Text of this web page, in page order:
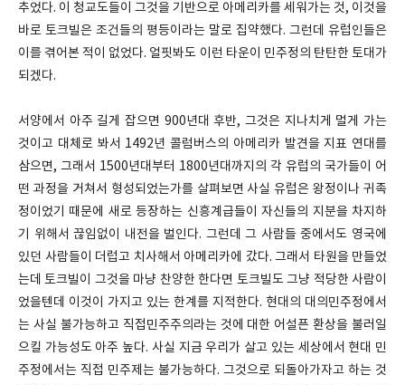
추었다. 이 청교도들이 그것을 기반으로 아메리카를 세워가는 것, 이것을
바로 토크빌은 조건들의 평등이라는 말로 집약했다. 그런데 유럽인들은
이를 겪어본 적이 없었다. 얼핏봐도 이런 타운이 민주정의 탄탄한 토대가
되겠다.
서양에서 아주 길게 잡으면 900년대 후반, 그것은 지나치게 멀게 가는
것이고 대체로 봐서 1492년 콜럼버스의 아메리카 발견을 지표 연대를
삼으면, 그래서 1500년대부터 1800년대까지의 각 유럽의 국가들이 어
떤 과정을 거쳐서 형성되었는가를 살펴보면 사실 유럽은 왕정이나 귀족
정이었기 때문에 새로 등장하는 신흥계급들이 자신들의 지분을 차지하
기 위해서 끊임없이 내전을 벌인다. 그런데 그 사람들 중에서도 영국에
있던 사람들이 더럽고 치사해서 아메리카에 갔다. 그래서 타원을 만들었
는데 토크빌이 그것을 마냥 찬양한 한다면 토크빌도 그냥 적당한 사람이
었을텐데 이것이 가지고 있는 한계를 지적한다. 현대의 대의민주정에서
는 사실 불가능하고 직접민주주의라는 것에 대한 어설픈 환상을 불러일
으킬 가능성도 아주 높다. 사실 지금 우리가 살고 있는 세상에서 현대 민
주정에서는 직접 민주제는 불가능하다. 그것으로 되돌아가자고 하는 것